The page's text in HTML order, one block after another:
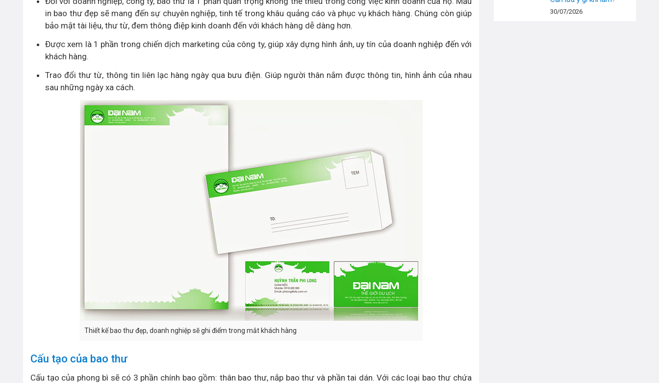
in bao thư đẹp sẽ mang đến sự chuyên nghiệp, tinh tế trong khâu quảng cáo và phục vụ khách hàng. Chúng còn giúp
bảo mật tài liệu, thư từ, đem thông điệp kinh doanh đến với khách hàng dễ dàng hơn.
Được xem là 1 phần trong chiến dịch marketing của công ty, giúp xây dựng hình ảnh, uy tín của doanh nghiệp đến với
khách hàng.
Trao đổi thư từ, thông tin liên lạc hàng ngày qua bưu điện. Giúp người thân nắm được thông tin, hình ảnh của nhau
sau những ngày xa cách.
Thiết kế bao thư đẹp, doanh nghiệp sẽ ghi điểm trong mắt khách hàng
Cấu tạo của bao thư
Cấu tạo của phong bì sẽ có 3 phần chính bao gồm: thân bao thư, nắp bao thư và phần tai dán. Với các loại bao thư chứa
30/07/2026